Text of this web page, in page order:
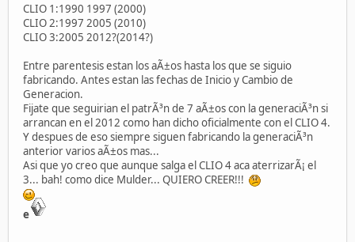
CLIO 1:1990 1997 (2000)
CLIO 2:1997 2005 (2010)
CLIO 3:2005 2012?(2014?)
Entre parentesis estan los aÃ±os hasta los que se siguio
fabricando. Antes estan las fechas de Inicio y Cambio de
Generacion.
Fijate que seguirian el patrÃ³n de 7 aÃ±os con la generaciÃ³n si
arrancan en el 2012 como han dicho oficialmente con el CLIO 4.
Y despues de eso siempre siguen fabricando la generaciÃ³n
anterior varios aÃ±os mas...
Asi que yo creo que aunque salga el CLIO 4 aca aterrizarÃ¡ el
3... bah! como dice Mulder... QUIERO CREER!!!
e